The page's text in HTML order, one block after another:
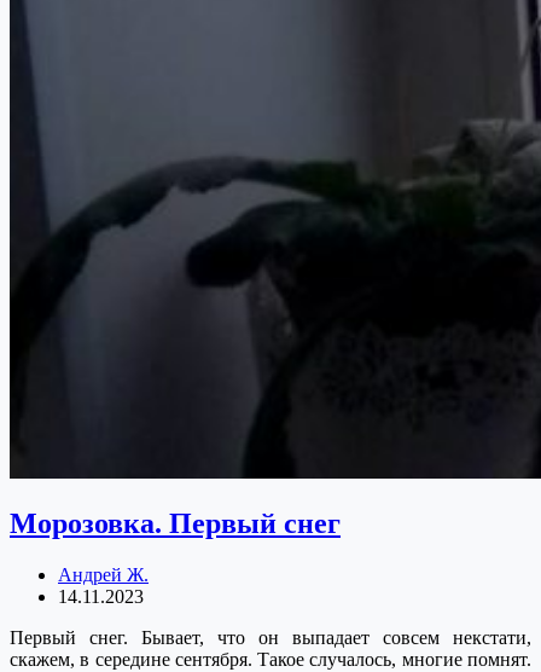
Морозовка. Первый снег
Андрей Ж.
14.11.2023
Первый снег. Бывает, что он выпадает совсем некстати,
скажем, в середине сентября. Такое случалось, многие помнят.